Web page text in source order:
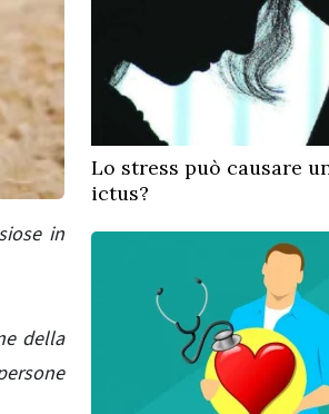
in
della
Lo stress può causare
ictus?